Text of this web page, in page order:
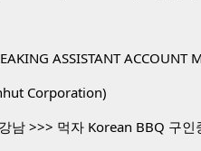
ASSISTANT ACCOUNT
Corporation)
남 >>> 먹자 Korean BBQ 구인